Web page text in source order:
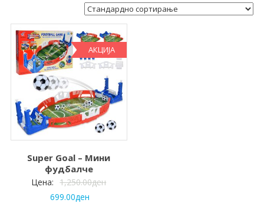
АКЦИЈА
Super Goal – Мини
фудбалче
Цена: 1,250.00ден
699.00ден